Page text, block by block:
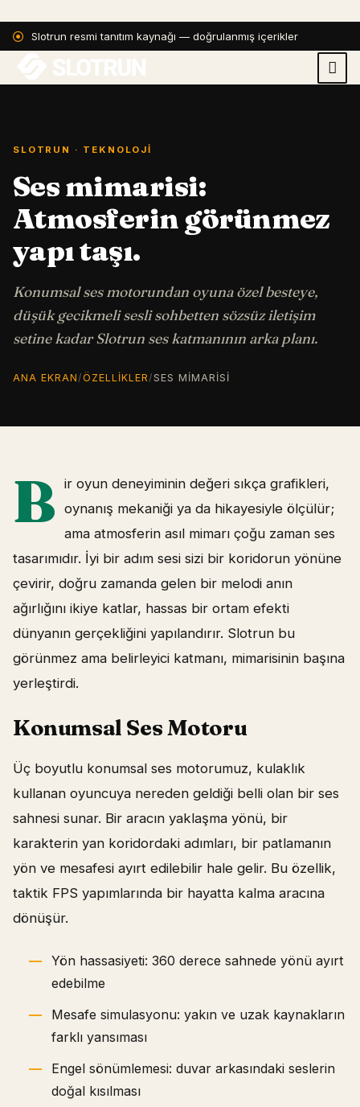
Slotrun resmi tanıtım kaynağı — doğrulanmış içerikler
SLOTRUN · TEKNOLOJI
Ses mimarisi:
Atmosferin görünmez
yapı taşı.
Konumsal ses motorundan oyuna özel besteye,
düşük gecikmeli sesli sohbetten sözsüz iletişim
setine kadar Slotrun ses katmanının arka planı.
ANA EKRAN/ÖZELLIKLER/SES MIMARISI
B
ir oyun deneyiminin değeri sıkça grafikleri,
oynanış mekaniği ya da hikayesiyle ölçülür;
ama atmosferin asıl mimarı çoğu zaman ses
tasarımıdır. İyi bir adım sesi sizi bir koridorun yönüne
çevirir, doğru zamanda gelen bir melodi anın
ağırlığını ikiye katlar, hassas bir ortam efekti
dünyanın gerçekliğini yapılandırır. Slotrun bu
görünmez ama belirleyici katmanı, mimarisinin başına
yerleştirdi.
Konumsal Ses Motoru
Üç boyutlu konumsal ses motorumuz, kulaklık
kullanan oyuncuya nereden geldiği belli olan bir ses
sahnesi sunar. Bir aracın yaklaşma yönü, bir
karakterin yan koridordaki adımları, bir patlamanın
yön ve mesafesi ayırt edilebilir hale gelir. Bu özellik,
taktik FPS yapımlarında bir hayatta kalma aracına
dönüşür.
Yön hassasiyeti: 360 derece sahnede yönü ayırt
edebilme
Mesafe simulasyonu: yakın ve uzak kaynakların
farklı yansıması
Engel sönümlemesi: duvar arkasındaki seslerin
doğal kısılması